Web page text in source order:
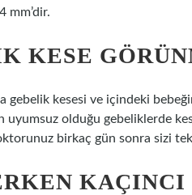
mm’dir.
KESE
gebelik kesesi ve içindeki
uyumsuz olduğu gebeliklerde
birkaç gün sonra sizi